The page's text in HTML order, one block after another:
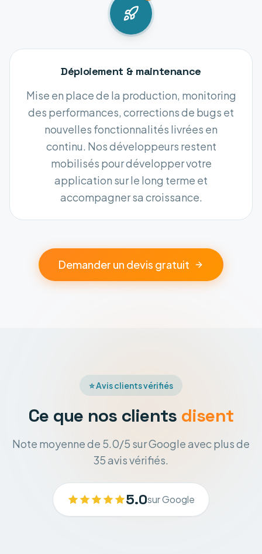
Déploiement & maintenance
Mise en place de la production, monitoring
des performances, corrections de bugs et
nouvelles fonctionnalités livrées en
continu. Nos développeurs restent
mobilisés pour développer votre
application sur le long terme et
accompagner sa croissance.
Demander un devis gratuit
⭐ Avis clients vérifiés
Ce que nos clients disent
Note moyenne de 5.0/5 sur Google avec plus de
35 avis vérifiés.
5.0sur Google